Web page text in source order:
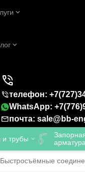
телефон:
WhatsApp:
почта: sale@bb-
и трубы
арматура
Быстросъёмные